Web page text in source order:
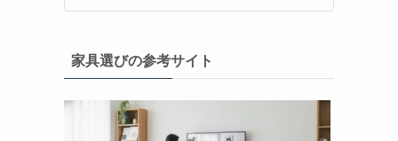
家具選びの参考サイト